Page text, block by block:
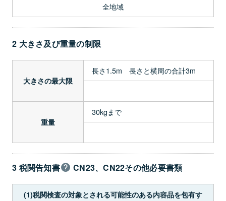
全地域
2 大きさ及び重量の制限
大きさの最大限
長さ1.5m 長さと横周の合計3m
重量
30kgまで
3 税関告知書 CN23、CN22その他必要書類
(1)税関検査の対象とされる可能性のある内容品を包有す